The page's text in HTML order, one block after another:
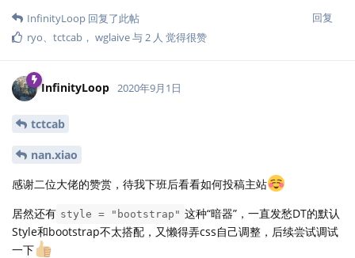
回复
InfinityLoop 回复了此帖
ryo、 tctcab ， wglaive与2 人 觉得很赞
InfinityLoop 2020年9月1日
tctcab
nan.xiao
感谢二位大佬的赞赏，待我下班后看看如何投稿主站
居然还有 style = "bootstrap" 这种“暗器”，一直发愁DT的默认
Style和bootstrap不太搭配，又懒得弄css自己调整，后续尝试调试
一下